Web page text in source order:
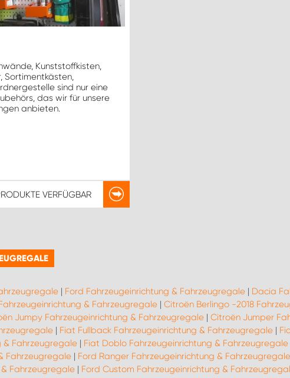
Kunststoffkisten,
Sortimentkästen,
sind nur eine
das wir für unsere
anbieten.
VERFÜGBAR
| Ford Fahrzeugeinrichtung & Fahrzeugregale | Dacia
& Fahrzeugregale | Citroën Berlingo -2018
Jumpy Fahrzeugeinrichtung & Fahrzeugregale| Citroën Jumper
| Fiat Fullback Fahrzeugeinrichtung & Fahrzeugregale|
& Fahrzeugregale | Fiat Doblo Fahrzeugeinrichtung & Fahrzeugregale
Fahrzeugregale| Ford Ranger Fahrzeugeinrichtung & Fahrzeugregale
Fahrzeugregale | Ford Custom Fahrzeugeinrichtung &